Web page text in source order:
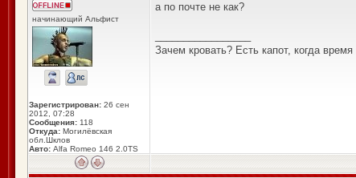
начинающий Альфист
Зарегистрирован: 26 сен
2012, 07:28
Сообщения: 118
Откуда: Могилёвская
обл.Шклов
Авто: Alfa Romeo 146 2.0TS
а по почте не как?
Зачем кровать? Есть капот, когда